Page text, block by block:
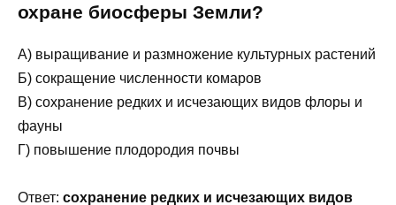
охране биосферы Земли?
А) выращивание и размножение культурных растений
Б) сокращение численности комаров
В) сохранение редких и исчезающих видов флоры и
фауны
Г) повышение плодородия почвы
Ответ: сохранение редких и исчезающих видов